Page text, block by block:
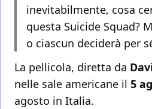
inevitabilmente, cosa
questa Suicide Squad?
o ciascun deciderà per
La pellicola, diretta da
nelle sale americane il 5
agosto in Italia.